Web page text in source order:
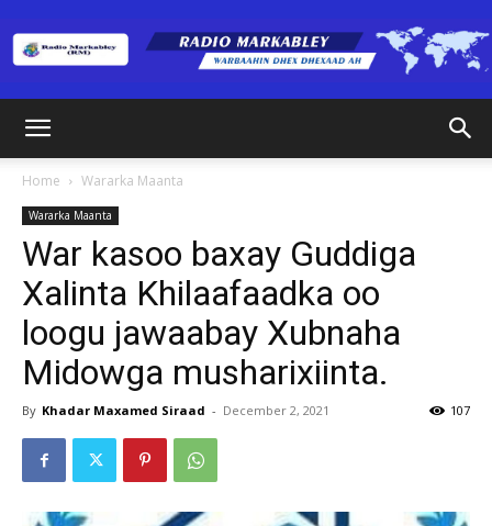
(RM)
Home Wararka Maanta
Wararka Maanta
War kasoo baxay Guddiga
Xalinta Khilaafaadka oo
loogu jawaabay Xubnaha
Midowga musharixiinta.
By Khadar Maxamed Siraad - December 2, 2021 107